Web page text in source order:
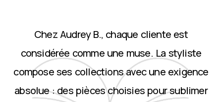
Chez Audrey B., chaque cliente est
considérée comme une muse. La styliste
compose ses collections avec une exigence
absolue : des pièces choisies pour sublimer